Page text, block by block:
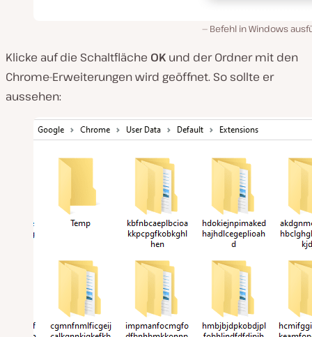
Befehl in Windows
Klicke auf die Schaltfläche OK und der Ordner mit den
Chrome-Erweiterungen wird geöffnet. So sollte er
aussehen: